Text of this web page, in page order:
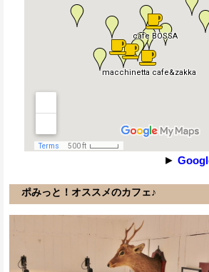
►
ポみっと！オススメのカフェ♪